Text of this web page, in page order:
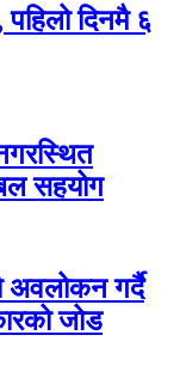
दिनमै ६
सहयोग
अवलोकन गर्दै
जोड